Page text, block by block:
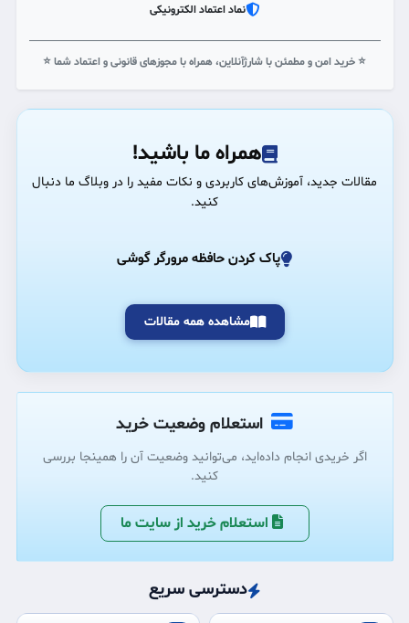
نماد اعتماد الکترونیکی
⭐ خرید امن و مطمئن با شارژآنلاین، همراه با مجوزهای قانونی و اعتماد شما ⭐
همراه ما باشید!
مقالات جدید، آموزش‌های کاربردی و نکات مفید را در وبلاگ ما دنبال
کنید.
پاک کردن حافظه مرورگر گوشی
مشاهده همه مقالات
استعلام وضعیت خرید
اگر خریدی انجام داده‌اید، می‌توانید وضعیت آن را همینجا بررسی
کنید.
استعلام خرید از سایت ما
دسترسی سریع